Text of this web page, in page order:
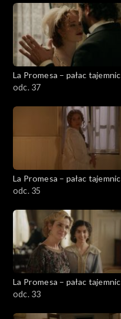
La Promesa – pałac tajemnic
odc. 37
La Promesa – pałac tajemnic
odc. 35
La Promesa – pałac tajemnic
odc. 33